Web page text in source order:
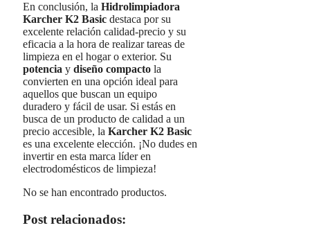
En conclusión, la Hidrolimpiadora
Karcher K2 Basic destaca por su
excelente relación calidad-precio y su
eficacia a la hora de realizar tareas de
limpieza en el hogar o exterior. Su
potencia y diseño compacto la
convierten en una opción ideal para
aquellos que buscan un equipo
duradero y fácil de usar. Si estás en
busca de un producto de calidad a un
precio accesible, la Karcher K2 Basic
es una excelente elección. ¡No dudes en
invertir en esta marca líder en
electrodomésticos de limpieza!
No se han encontrado productos.
Post relacionados: